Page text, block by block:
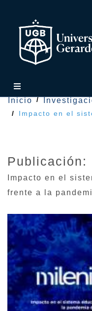
Inicio
Impacto en el
Publicación:
Impacto en el
frente a la